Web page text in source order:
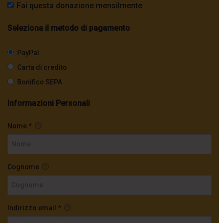
Fai questa donazione mensilmente
Seleziona il metodo di pagamento
PayPal
Carta di credito
Bonifico SEPA
Informazioni Personali
Nome *
Cognome
Indirizzo email *